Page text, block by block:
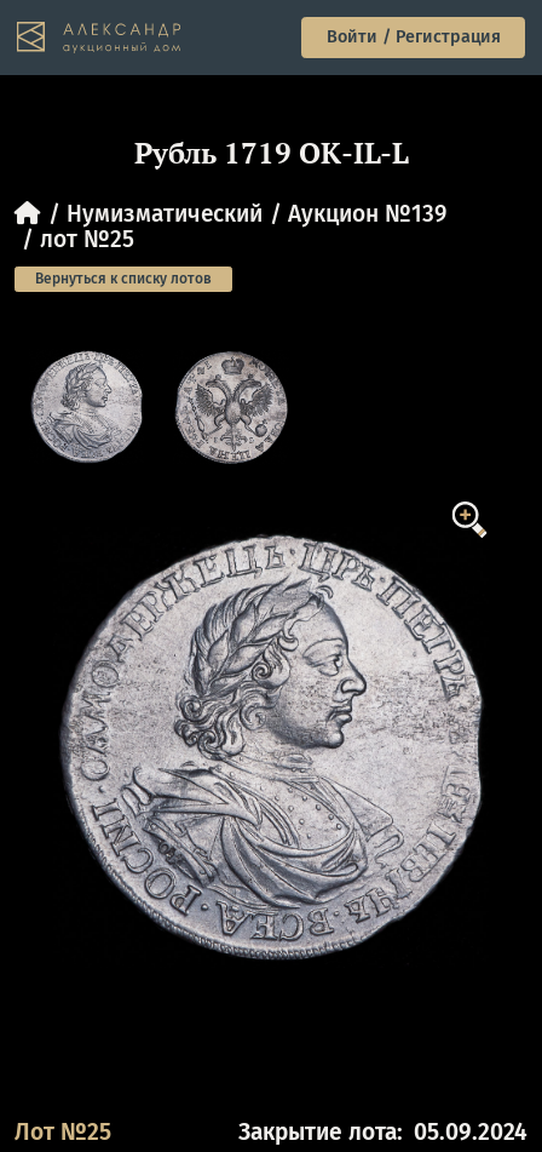
Войти / Регистрация
Рубль 1719 ОК-IL-L
Нумизматический
Аукцион №139
лот №25
Вернуться к списку лотов
Лот №25 Закрытие лота: 05.09.2024